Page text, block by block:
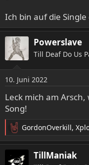
Ich bin auf die
Powerslave
Till Deaf Do Us
10. Juni 2022
Leck mich am
Song!
R
e
a
k
GordonOverkill,
TillManiak